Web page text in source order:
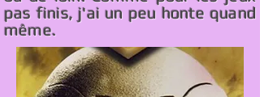
pas finis, j'ai un peu honte quand
même.